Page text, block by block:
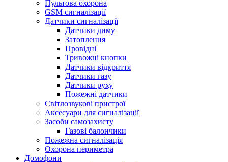
Пультова охорона
GSM сигналізації
Датчики сигналізації
Датчики диму
Затоплення
Провідні
Тривожні кнопки
Датчики відкриття
Датчики газу
Датчики руху
Пожежні датчики
Світлозвукові пристрої
Аксесуари для сигналізації
Засоби самозахисту
Газові балончики
Пожежна сигналізація
Охорона периметра
Домофони